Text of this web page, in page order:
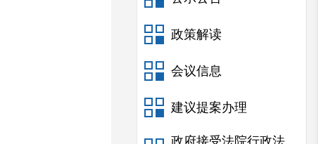
政策解读
会议信息
建议提案办理
政府接受法院行政法